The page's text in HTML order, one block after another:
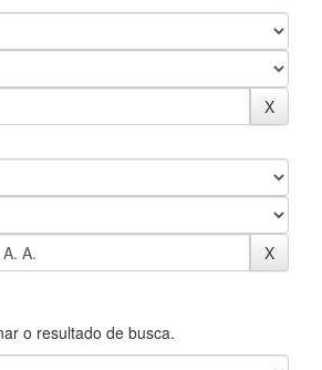
o resultado de busca.